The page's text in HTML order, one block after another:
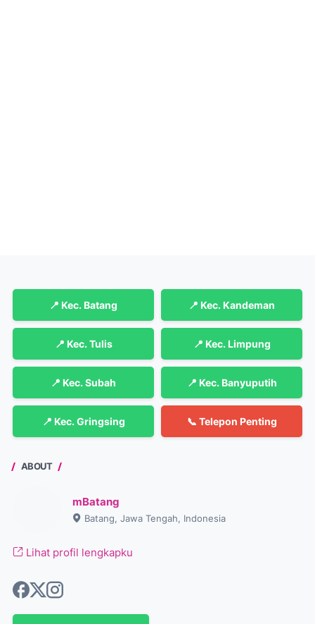
📍 Kec. Batang 📍 Kec. Kandeman
📍 Kec. Tulis 📍 Kec. Limpung
📍 Kec. Subah 📍 Kec. Banyuputih
📍 Kec. Gringsing 📞 Telepon Penting
ABOUT
mBatang
Batang, Jawa Tengah, Indonesia
Lihat profil lengkapku